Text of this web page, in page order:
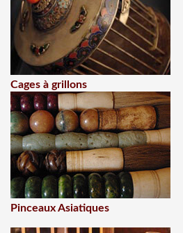
Cages à grillons
Pinceaux Asiatiques